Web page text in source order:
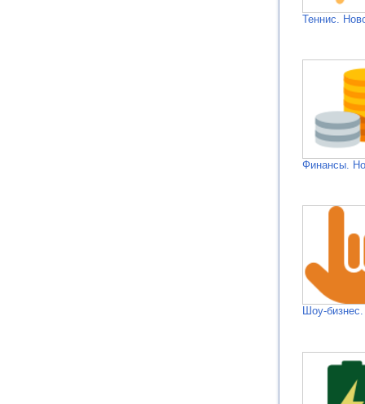
Теннис.
Финансы.
Шоу-